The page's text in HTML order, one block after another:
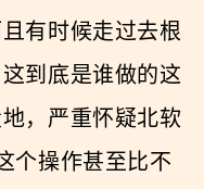
有时候走过去根
到底是谁做的这
，严重怀疑北软
个操作甚至比不